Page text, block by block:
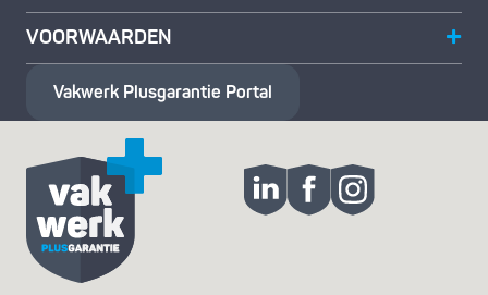
VOORWAARDEN
Vakwerk Plusgarantie Portal